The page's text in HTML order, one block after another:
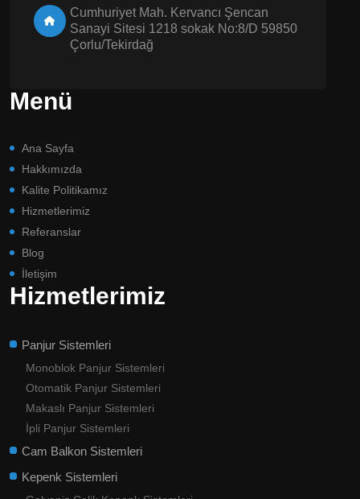
Cumhuriyet Mah. Kervancı Şencan
Sanayi Sitesi 1218 sokak No:8/D 59850
Çorlu/Tekirdağ
Menü
Ana Sayfa
Hakkımızda
Kalite Politikamız
Hizmetlerimiz
Referanslar
Blog
İletişim
Hizmetlerimiz
Panjur Sistemleri
Monoblok Panjur Sistemleri
Otomatik Panjur Sistemleri
Makaslı Panjur Sistemleri
İpli Panjur Sistemleri
Cam Balkon Sistemleri
Kepenk Sistemleri